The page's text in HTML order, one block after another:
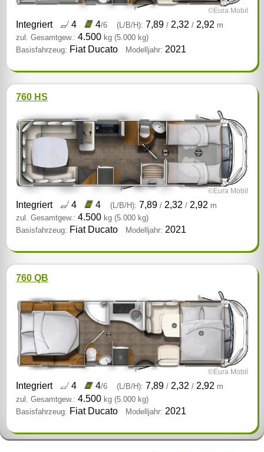
©Eura Mobil
Integriert 4 4/6 (L/B/H): 7,89/ 2,32/ 2,92 m
zul. Gesamtgew.: 4.500 kg (5.000 kg)
Basisfahrzeug: Fiat Ducato Modelljahr: 2021
760 HS
©Eura Mobil
Integriert 4 4 (L/B/H): 7,89/ 2,32/ 2,92 m
zul. Gesamtgew.: 4.500 kg (5.000 kg)
Basisfahrzeug: Fiat Ducato Modelljahr: 2021
760 QB
©Eura Mobil
Integriert 4 4/6 (L/B/H): 7,89/ 2,32/ 2,92 m
zul. Gesamtgew.: 4.500 kg (5.000 kg)
Basisfahrzeug: Fiat Ducato Modelljahr: 2021